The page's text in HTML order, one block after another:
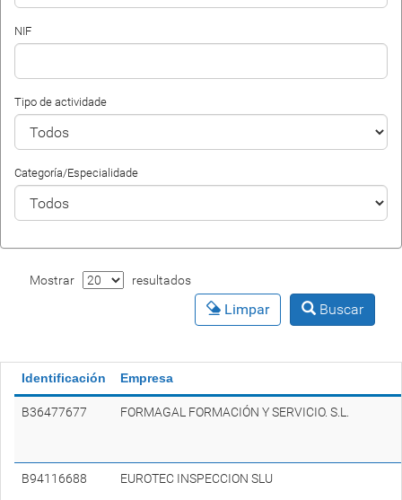
NIF
Tipo de actividade
Categoría/Especialidade
Mostrar resultados
Buscar
Limpar
Identificación Empresa
B36477677 FORMAGAL FORMACIÓN Y SERVICIO. S.L.
B94116688 EUROTEC INSPECCION SLU